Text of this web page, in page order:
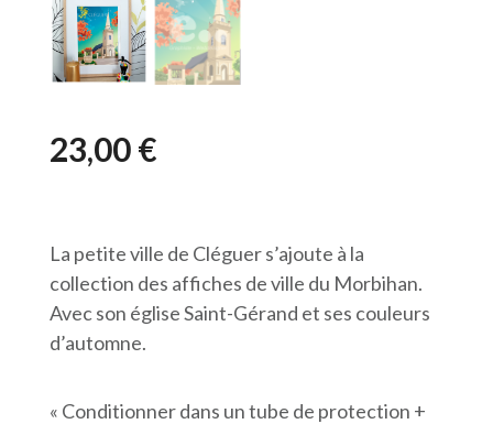
23,00€
La petite ville de Cléguer s’ajoute à la
collection des affiches de ville du Morbihan.
Avec son église Saint-Gérand et ses couleurs
d’automne.
« Conditionner dans un tube de protection +